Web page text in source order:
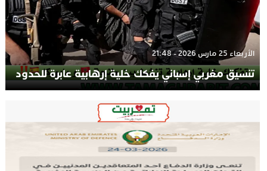
الأربعاء 25 مارس 2026 - 21:48
تنسيق مغربي إسباني يفكك خلية إرهابية عابرة للحدود